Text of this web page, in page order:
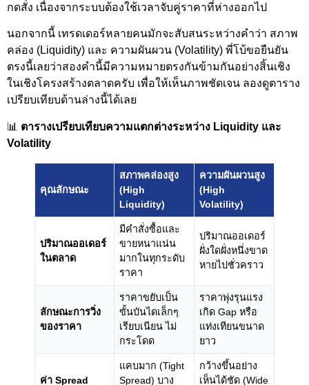
กดสั่ง เนื่องจากระบบต้องใช้เวลาจับคู่ราคาที่ห่างออกไป
นอกจากนี้ เทรดเดอร์หลายคนมักจะสับสนระหว่างคำว่า สภาพ
คล่อง (Liquidity) และ ความผันผวน (Volatility) พี่โบ้ขอยืนยัน
ตรงนี้เลยว่าสองคำนี้มีความหมายตรงกันข้ามกันอย่างสิ้นเชิง
ในเชิงโครงสร้างตลาดครับ เพื่อให้เห็นภาพชัดเจน ลองดูตาราง
เปรียบเทียบด้านล่างนี้ได้เลย
📊 ตารางเปรียบเทียบความแตกต่างระหว่าง Liquidity และ
Volatility
คุณลักษณะ
สภาพคล่องสูง
(High
Liquidity)
ความผันผวนสูง
(High
Volatility)
ปริมาณออเดอร์
ในตลาด
มีคำสั่งซื้อและ
ขายหนาแน่น
มากในทุกระดับ
ราคา
ปริมาณออเดอร์
ฝั่งใดฝั่งหนึ่งขาด
หายไปชั่วคราว
ลักษณะการวิ่ง
ของราคา
ราคาขยับเป็น
ขั้นบันไดเล็กๆ
เรียบเนียน ไม่
กระโดด
ราคาพุ่งรุนแรง
เกิด Gap หรือ
แท่งเทียนขนาด
ยาว
ค่า Spread
แคบมาก (Tight
Spread) บาง
กว้างขึ้นอย่าง
เห็นได้ชัด (Wide